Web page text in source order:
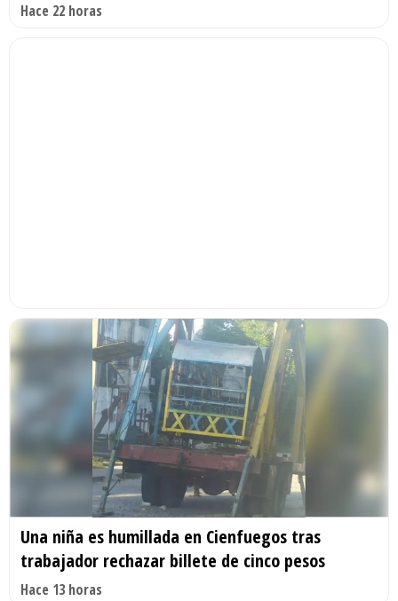
Hace 22 horas
Una niña es humillada en Cienfuegos tras
trabajador rechazar billete de cinco pesos
Hace 13 horas